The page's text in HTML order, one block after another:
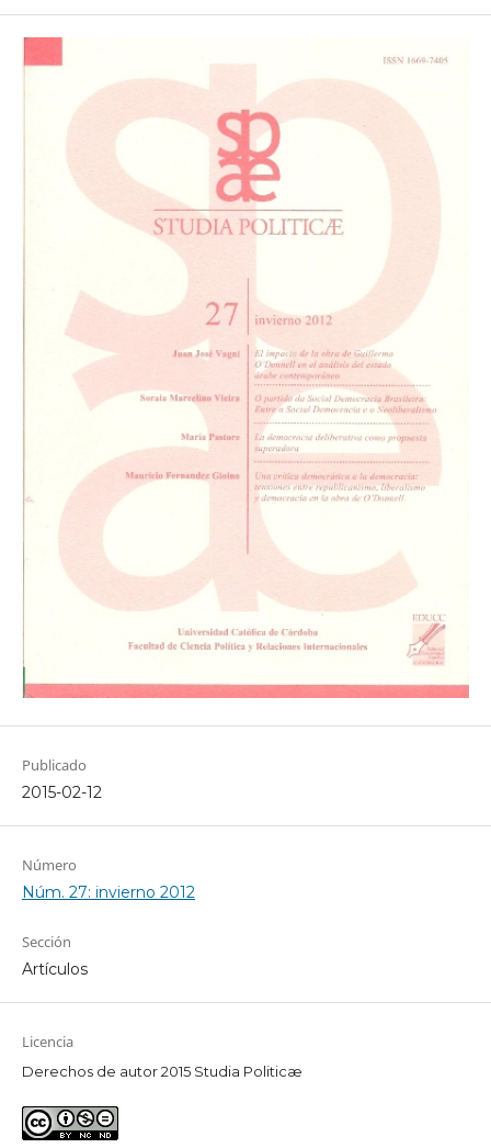
Publicado
2015-02-12
Número
Núm. 27: invierno 2012
Sección
Artículos
Licencia
Derechos de autor 2015 Studia Politicæ